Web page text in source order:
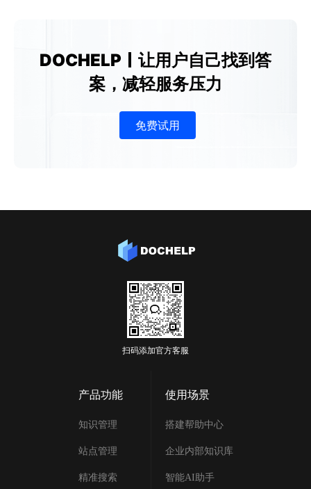
DOCHELP
让用户自己找到答
案，减轻服务压力
免费试用
扫码添加官方客服
产品功能
知识管理
站点管理
精准搜索
使用场景
搭建帮助中心
企业内部知识库
智能AI助手